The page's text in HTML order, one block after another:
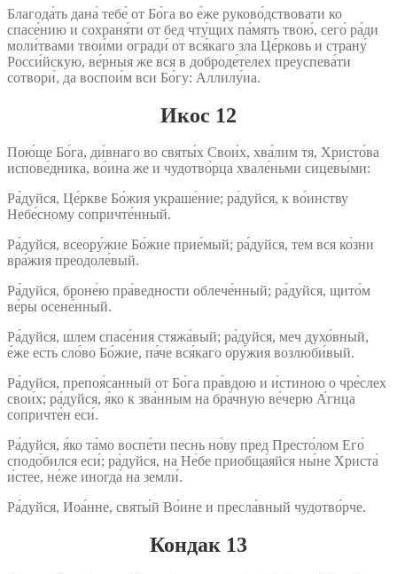
Благода́ть дана́ тебе́ от Бо́га во е́же руково́дствовати ко
спасе́нию и сохраня́ти от бед чту́щих па́мять твою́, сего́ ра́ди
моли́твами твои́ми огради́ от вся́каго зла Це́рковь и страну́
Росси́йскую, ве́рныя же вся в доброде́телех преуспева́ти
сотвори́, да воспои́м вси Бо́гу: Аллилу́иа.
Икос 12
Пою́ще Бо́га, ди́внаго во святы́х Свои́х, хва́лим тя, Христо́ва
испове́дника, во́ина же и чудотво́рца хвале́ньми сицевы́ми:
Ра́дуйся, Це́ркве Бо́жия украше́ние; ра́дуйся, к во́инству
Небе́сному сопричте́нный.
Ра́дуйся, всеору́жие Бо́жие прие́мый; ра́дуйся, тем вся ко́зни
вра́жия преодоле́вый.
Ра́дуйся, броне́ю пра́ведности облече́нный; ра́дуйся, щито́м
ве́ры осене́нный.
Ра́дуйся, шлем спасе́ния стяжа́вый; ра́дуйся, меч духо́вный,
е́же есть сло́во Бо́жие, па́че вся́каго ору́жия возлюби́вый.
Ра́дуйся, препоя́санный от Бо́га пра́вдою и и́стиною о чре́слех
свои́х; ра́дуйся, я́ко к зва́нным на бра́чную ве́черю А́гнца
сопричте́н еси́.
Ра́дуйся, я́ко та́мо воспе́ти песнь но́ву пред Престо́лом Его́
сподо́бился еси́; ра́дуйся, на Не́бе приобща́яйся ны́не Христа́
и́стее, не́же иногда́ на земли́.
Ра́дуйся, Иоа́нне, святы́й Во́ине и пресла́вный чудотво́рче.
Кондак 13